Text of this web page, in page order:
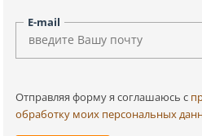
E-mail
Отправляя форму я соглашаюсь c
обработку моих персональных